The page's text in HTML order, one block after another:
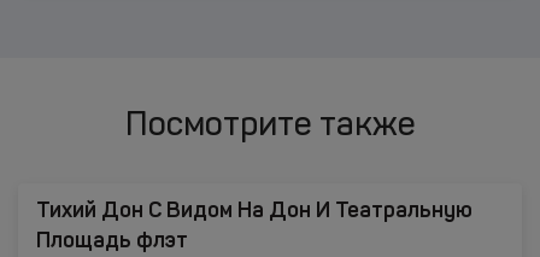
Посмотрите также
Тихий Дон С Видом На Дон И Театральную
Площадь флэт